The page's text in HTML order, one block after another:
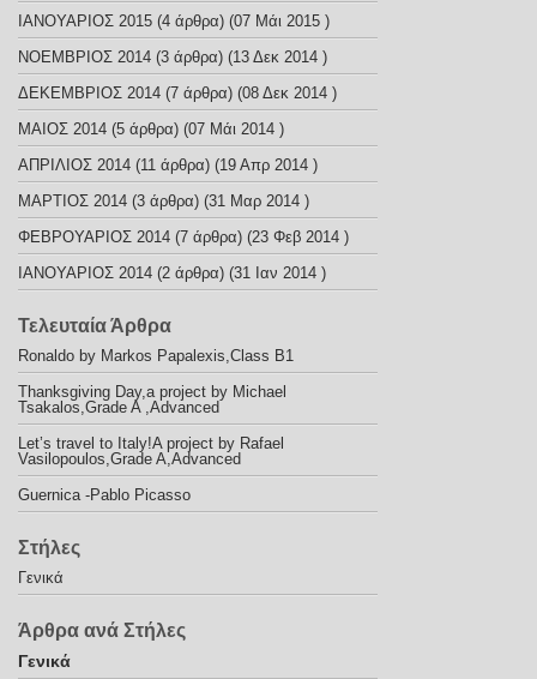
ΙΑΝΟΥΑΡΙΟΣ 2015 (4 άρθρα) (07 Μάι 2015 )
ΝΟΕΜΒΡΙΟΣ 2014 (3 άρθρα) (13 Δεκ 2014 )
ΔΕΚΕΜΒΡΙΟΣ 2014 (7 άρθρα) (08 Δεκ 2014 )
ΜΑΙΟΣ 2014 (5 άρθρα) (07 Μάι 2014 )
ΑΠΡΙΛΙΟΣ 2014 (11 άρθρα) (19 Απρ 2014 )
ΜΑΡΤΙΟΣ 2014 (3 άρθρα) (31 Μαρ 2014 )
ΦΕΒΡΟΥΑΡΙΟΣ 2014 (7 άρθρα) (23 Φεβ 2014 )
ΙΑΝΟΥΑΡΙΟΣ 2014 (2 άρθρα) (31 Ιαν 2014 )
Τελευταία Άρθρα
Ronaldo by Markos Papalexis,Class B1
Thanksgiving Day,a project by Michael
Tsakalos,Grade A ,Advanced
Let’s travel to Italy!A project by Rafael
Vasilopoulos,Grade A,Advanced
Guernica -Pablo Picasso
Στήλες
Γενικά
Άρθρα ανά Στήλες
Γενικά